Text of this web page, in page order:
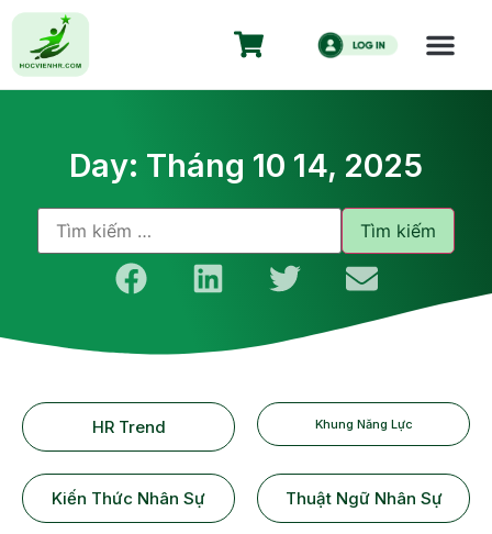
Day: Tháng 10 14, 2025
HR Trend Khung Năng Lực
Kiến Thức Nhân Sự Thuật Ngữ Nhân Sự